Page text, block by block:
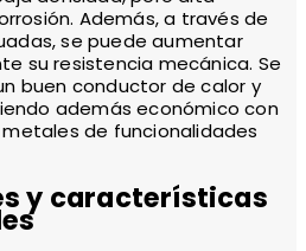
Además, a través de
se puede aumentar
su resistencia mecánica. Se
buen conductor de calor y
además económico con
de funcionalidades
y características